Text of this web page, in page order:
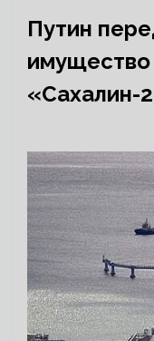
Путин
имущество
«Сахалин-